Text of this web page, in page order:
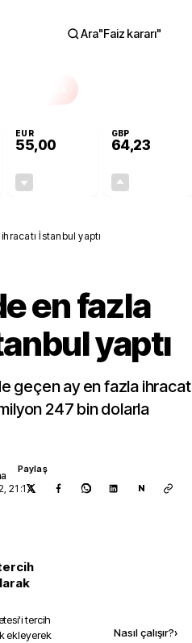
Ara"Faiz kararı"
EUR
55,00
GBP
64,23
İstanbul yaptı
en fazla
yaptı
geçen ay en fazla ihracat
247 bin dolarla
21:14
Paylaş
N
'i tercih
ekleyerek
Nasıl çalışır?›